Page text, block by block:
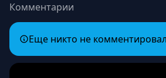
Комментарии
Еще никто не комментировал